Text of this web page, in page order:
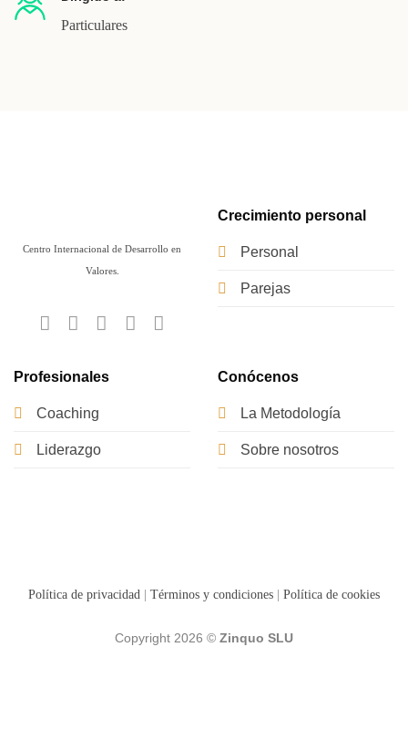
Particulares
Centro Internacional de Desarrollo en
Valores.
Crecimiento personal
Personal
Parejas
Profesionales
Coaching
Liderazgo
Conócenos
La Metodología
Sobre nosotros
Política de privacidad | Términos y condiciones | Política de cookies
Copyright 2026 © Zinquo SLU